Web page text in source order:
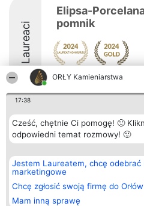
ORŁY Kamieniarstwa
17:38
Cześć, chętnie Ci pomogę! 🙂
odpowiedni temat rozmowy! 🙂
Jestem Laureatem, chcę odebrać
marketingowe
Chcę zgłosić swoją firmę do Orłów
Mam inną sprawę
Laureaci
Elipsa-
pomnik
Organizator plebiscytu
Bright Side Solutions sp. z o.
o. sp. k.
Wrocław 50-079
KRS 0000749100 | Regon
381313360 | NIP 8943132676
+48 508 492 400
Laureaci
Lista
Polityka